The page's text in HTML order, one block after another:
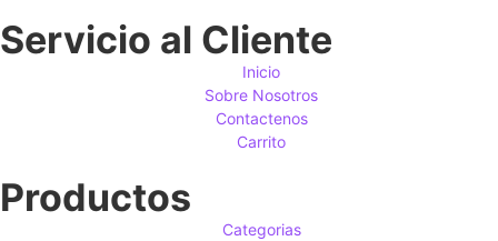
Servicio al Cliente
Inicio
Sobre Nosotros
Contactenos
Carrito
Productos
Categorias